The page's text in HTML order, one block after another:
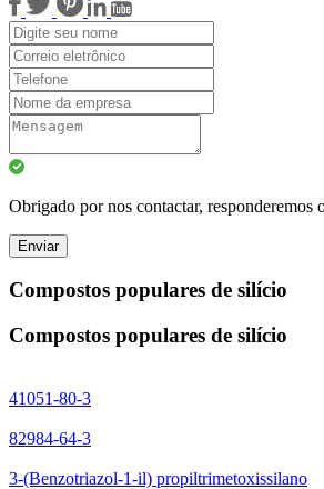
Obrigado por nos contactar, responderemos
Enviar
Compostos populares de silício
Compostos populares de silício
41051-80-3
82984-64-3
3-(Benzotriazol-1-il) propiltrimetoxissilano